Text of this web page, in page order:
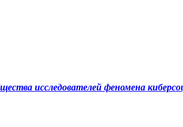
исследователей феномена